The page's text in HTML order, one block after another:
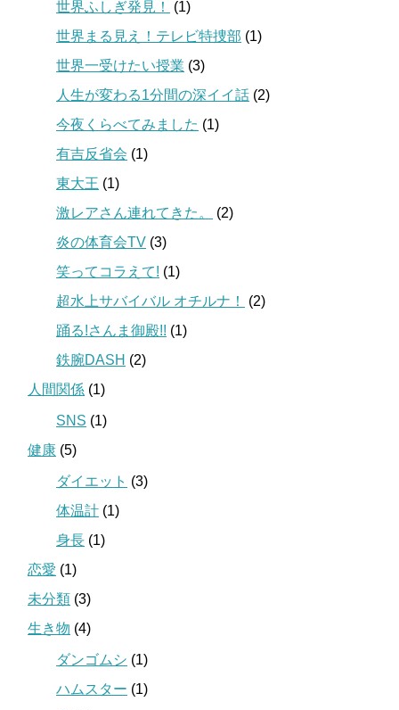
世界ふしぎ発見！
(1)
世界まる見え！テレビ特捜部 (1)
世界一受けたい授業 (3)
人生が変わる1分間の深イイ話 (2)
今夜くらべてみました (1)
有吉反省会 (1)
東大王 (1)
激レアさん連れてきた。
(2)
炎の体育会TV (3)
笑ってコラえて! (1)
超水上サバイバル オチルナ！
(2)
踊る!さんま御殿!! (1)
鉄腕DASH (2)
人間関係 (1)
SNS (1)
健康 (5)
ダイエット (3)
体温計 (1)
身長 (1)
恋愛 (1)
未分類 (3)
生き物 (4)
ダンゴムシ (1)
ハムスター (1)